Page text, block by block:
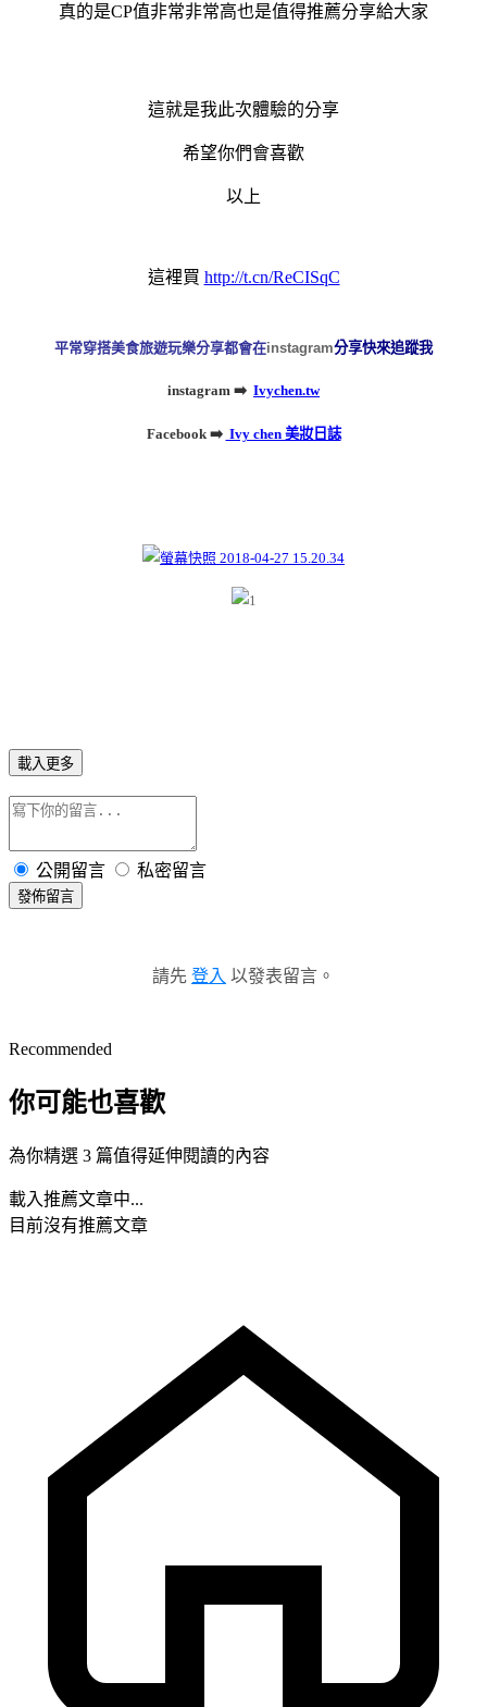
真的是CP值非常非常高也是值得推薦分享給大家
這就是我此次體驗的分享
希望你們會喜歡
以上
這裡買 http://t.cn/ReCISqC
平常穿搭美食旅遊玩樂分享都會在instagram分享快來追蹤我
instagram ➡️ Ivychen.tw
Facebook➡️ Ivy chen 美妝日誌
載入更多
公開留言 私密留言
發佈留言
請先 登入 以發表留言。
Recommended
你可能也喜歡
為你精選 3 篇值得延伸閱讀的內容
載入推薦文章中...
目前沒有推薦文章